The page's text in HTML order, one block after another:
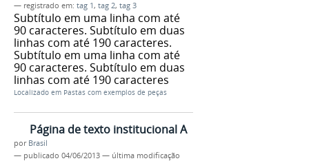
— registrado em: tag 1, tag 2, tag 3
Subtítulo em uma linha com até
90 caracteres. Subtítulo em duas
linhas com até 190 caracteres.
Subtítulo em uma linha com até
90 caracteres. Subtítulo em duas
linhas com até 190 caracteres
Localizado em Pastas com exemplos de peças
Página de texto institucional A
por Brasil
— publicado 04/06/2013 — última modificação